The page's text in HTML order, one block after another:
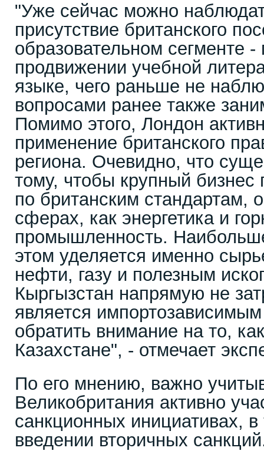
"Уже сейчас можно
присутствие британского
образовательном сегменте -
продвижении учебной
языке, чего раньше не
вопросами ранее также
Помимо этого, Лондон
применение британского
региона. Очевидно, что
тому, чтобы крупный бизнес
по британским стандартам,
сферах, как энергетика и
промышленность.
этом уделяется именно
нефти, газу и полезным
Кыргызстан напрямую не
является импортозависимым
обратить внимание на то,
Казахстане", - отмечает
По его мнению, важно
Великобритания активно
санкционных инициативах,
введении вторичных